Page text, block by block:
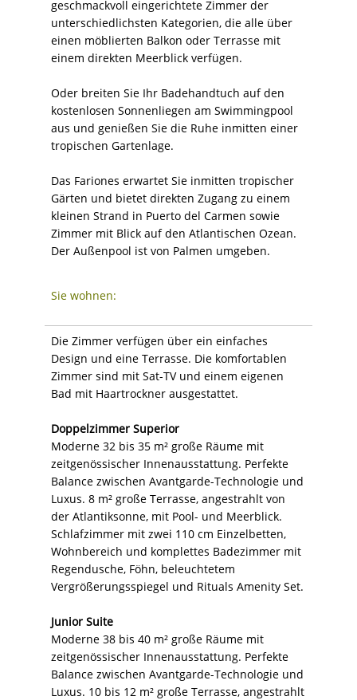
geschmackvoll eingerichtete Zimmer der
unterschiedlichsten Kategorien, die alle über
einen möblierten Balkon oder Terrasse mit
einem direkten Meerblick verfügen.
Oder breiten Sie Ihr Badehandtuch auf den
kostenlosen Sonnenliegen am Swimmingpool
aus und genießen Sie die Ruhe inmitten einer
tropischen Gartenlage.
Das Fariones erwartet Sie inmitten tropischer
Gärten und bietet direkten Zugang zu einem
kleinen Strand in Puerto del Carmen sowie
Zimmer mit Blick auf den Atlantischen Ozean.
Der Außenpool ist von Palmen umgeben.
Sie wohnen:
Die Zimmer verfügen über ein einfaches
Design und eine Terrasse. Die komfortablen
Zimmer sind mit Sat-TV und einem eigenen
Bad mit Haartrockner ausgestattet.
Doppelzimmer Superior
Moderne 32 bis 35 m² große Räume mit
zeitgenössischer Innenausstattung. Perfekte
Balance zwischen Avantgarde-Technologie und
Luxus. 8 m² große Terrasse, angestrahlt von
der Atlantiksonne, mit Pool- und Meerblick.
Schlafzimmer mit zwei 110 cm Einzelbetten,
Wohnbereich und komplettes Badezimmer mit
Regendusche, Föhn, beleuchtetem
Vergrößerungsspiegel und Rituals Amenity Set.
Junior Suite
Moderne 38 bis 40 m² große Räume mit
zeitgenössischer Innenausstattung. Perfekte
Balance zwischen Avantgarde-Technologie und
Luxus. 10 bis 12 m² große Terrasse, angestrahlt